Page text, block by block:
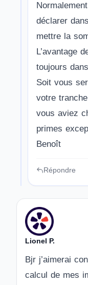
déclarer
mettre la
L’avantage
toujours
Soit vous
votre
vous aviez
primes
Benoît
Répondre
Lionel P.
Bjr j’aimerai
calcul de mes